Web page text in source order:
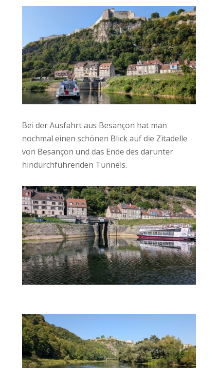
Bei der Ausfahrt aus Besançon hat man
nochmal einen schönen Blick auf die Zitadelle
von Besançon und das Ende des darunter
hindurchführenden Tunnels.